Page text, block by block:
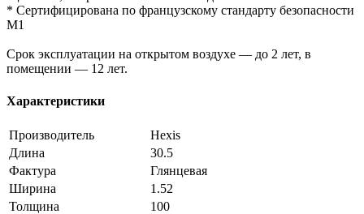
* Сертифицирована по французскому стандарту безопасности
M1
Срок эксплуатации на открытом воздухе — до 2 лет, в
помещении — 12 лет.
Характеристики
Производитель
Hexis
Длина
30.5
Фактура
Глянцевая
Ширина
1.52
Толщина
100